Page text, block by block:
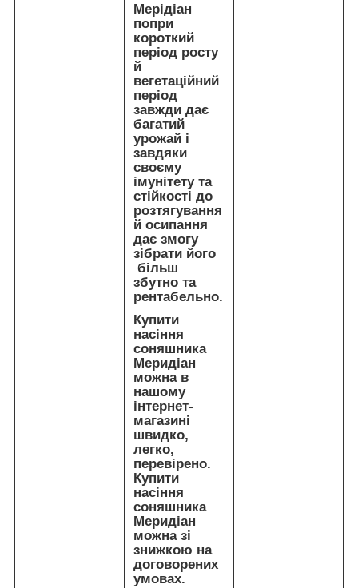
Мерідіан
попри
короткий
період росту
й
вегетаційний
період
завжди дає
багатий
урожай і
завдяки
своєму
імунітету та
стійкості до
розтягування
й осипання
дає змогу
зібрати його
більш
збутно та
рентабельно.
Купити
насіння
соняшника
Меридіан
можна в
нашому
інтернет-
магазині
швидко,
легко,
перевірено.
Купити
насіння
соняшника
Меридіан
можна зі
знижкою на
договорених
умовах.